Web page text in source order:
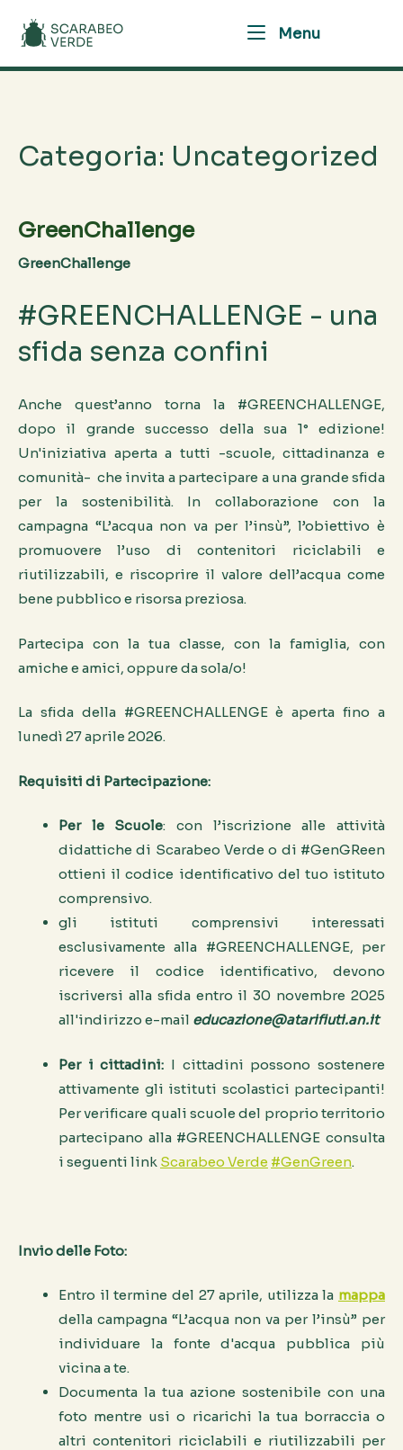
Home
MenuMenu
Categoria: Uncategorized
GreenChallenge
GreenChallenge
#GREENCHALLENGE - una
sfida senza confini
Anche quest’anno torna la #GREENCHALLENGE,
dopo il grande successo della sua 1° edizione!
Un'iniziativa aperta a tutti -scuole, cittadinanza e
comunità- che invita a partecipare a una grande sfida
per la sostenibilità. In collaborazione con la
campagna “L’acqua non va per l’insù”, l’obiettivo è
promuovere l’uso di contenitori riciclabili e
riutilizzabili, e riscoprire il valore dell’acqua come
bene pubblico e risorsa preziosa.
Partecipa con la tua classe, con la famiglia, con
amiche e amici, oppure da sola/o!
La sfida della #GREENCHALLENGE è aperta fino a
lunedì 27 aprile 2026.
Requisiti di Partecipazione:
Per le Scuole: con l’iscrizione alle attività
didattiche di Scarabeo Verde o di #GenGReen
ottieni il codice identificativo del tuo istituto
comprensivo.
gli istituti comprensivi interessati
esclusivamente alla #GREENCHALLENGE, per
ricevere il codice identificativo, devono
iscriversi alla sfida entro il 30 novembre 2025
all'indirizzo e-mail educazione@atarifiuti.an.it
Per i cittadini: I cittadini possono sostenere
attivamente gli istituti scolastici partecipanti!
Per verificare quali scuole del proprio territorio
partecipano alla #GREENCHALLENGE consulta
i seguenti link Scarabeo Verde #GenGreen.
Invio delle Foto:
Entro il termine del 27 aprile, utilizza la mappa
della campagna “L’acqua non va per l’insù” per
individuare la fonte d'acqua pubblica più
vicina a te.
Documenta la tua azione sostenibile con una
foto mentre usi o ricarichi la tua borraccia o
altri contenitori riciclabili e riutilizzabili per